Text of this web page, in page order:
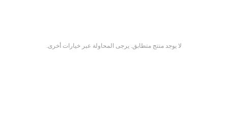
لا يوجد منتج متطابق. يرجى المحاولة عبر خيارات أخرى.